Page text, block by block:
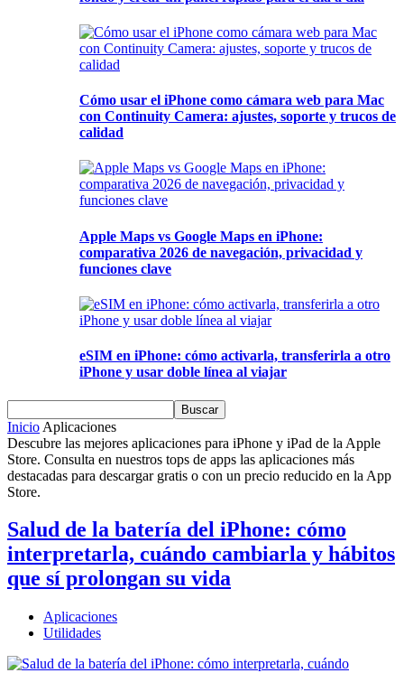
Cómo usar el iPhone como cámara web para Mac
con Continuity Camera: ajustes, soporte y trucos de
calidad
Apple Maps vs Google Maps en iPhone:
comparativa 2026 de navegación, privacidad y
funciones clave
eSIM en iPhone: cómo activarla, transferirla a otro
iPhone y usar doble línea al viajar
Inicio Aplicaciones
Descubre las mejores aplicaciones para iPhone y iPad de la Apple
Store. Consulta en nuestros tops de apps las aplicaciones más
destacadas para descargar gratis o con un precio reducido en la App
Store.
Salud de la batería del iPhone: cómo
interpretarla, cuándo cambiarla y hábitos
que sí prolongan su vida
Aplicaciones
Utilidades